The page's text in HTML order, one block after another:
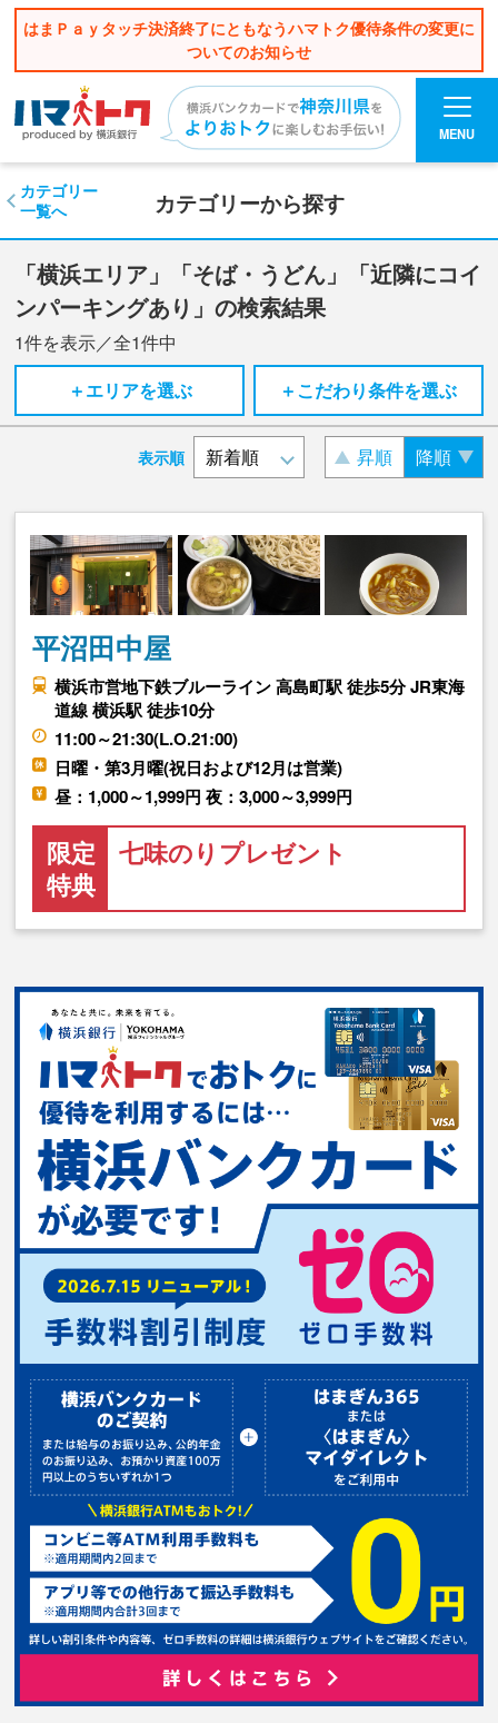
はまＰａｙタッチ決済終了にともなうハマトク優待条件の変更に
ついてのお知らせ
MENU
カテゴリーから探す
カテゴリー
一覧へ
「横浜エリア」「そば・うどん」「近隣にコイ
ンパーキングあり」の検索結果
1件を表示／全1件中
＋エリアを選ぶ
＋こだわり条件を選ぶ
表示順 昇順 降順
平沼田中屋
横浜市営地下鉄ブルーライン 高島町駅 徒歩5分 JR東海
道線 横浜駅 徒歩10分
11:00～21:30(L.O.21:00)
日曜・第3月曜(祝日および12月は営業)
昼：1,000～1,999円 夜：3,000～3,999円
限定
特典
七味のりプレゼント